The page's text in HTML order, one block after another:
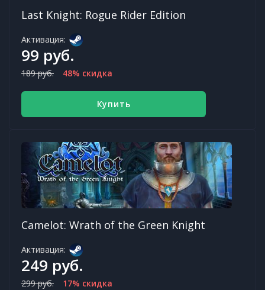
Last Knight: Rogue Rider Edition
Активация:
99 руб.
189 руб. 48% скидка
Купить
Camelot: Wrath of the Green Knight
Активация:
249 руб.
299 руб. 17% скидка